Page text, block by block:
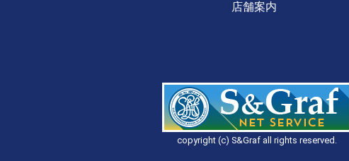
店舗案内
copyright (c) S&Graf all rights reserved.